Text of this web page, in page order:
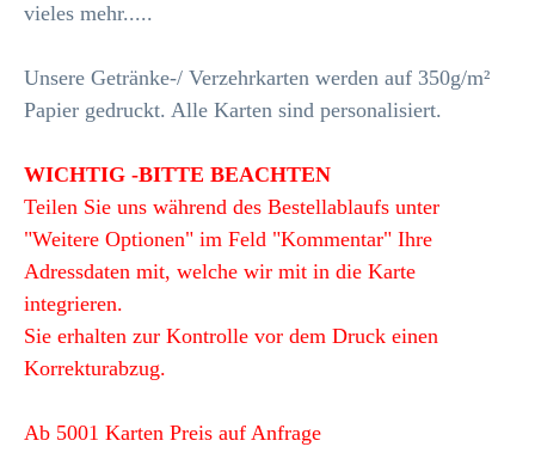
vieles mehr.....
Unsere Getränke-/ Verzehrkarten werden auf 350g/m²
Papier gedruckt. Alle Karten sind personalisiert.
WICHTIG -BITTE BEACHTEN
Teilen Sie uns während des Bestellablaufs unter
"Weitere Optionen" im Feld "Kommentar" Ihre
Adressdaten mit, welche wir mit in die Karte
integrieren.
Sie erhalten zur Kontrolle vor dem Druck einen
Korrekturabzug.
Ab 5001 Karten Preis auf Anfrage